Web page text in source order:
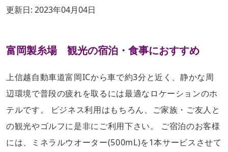
更新日: 2023年04月04日
富岡製糸場 観光の宿泊・食事におすすめ
上信越自動車道富岡ICから車で約3分と近く、静かな周
辺環境で普段の疲れを取るには最適なロケーションのホ
テルです。 ビジネス利用はもちろん、ご家族・ご友人と
の観光やゴルフに是非にご利用下さい。 ご宿泊のお客様
には、ミネラルウオーター(500mL)を1本サービスさせて